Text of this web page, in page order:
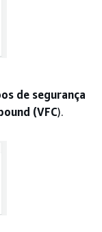
de segurança
(VFC).